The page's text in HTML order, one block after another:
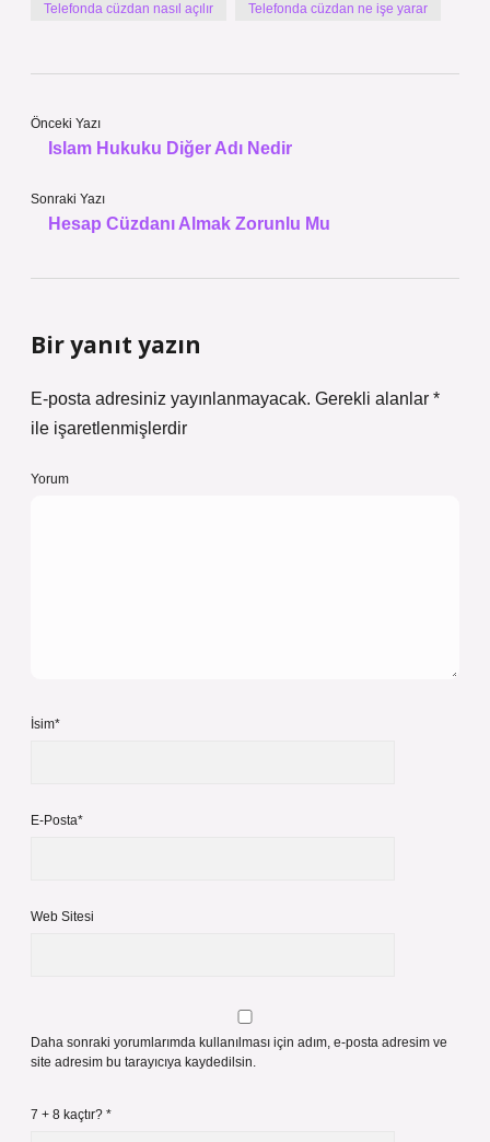
Telefonda cüzdan nasıl açılır Telefonda cüzdan ne işe yarar
Önceki Yazı
Islam Hukuku Diğer Adı Nedir
Sonraki Yazı
Hesap Cüzdanı Almak Zorunlu Mu
Bir yanıt yazın
E-posta adresiniz yayınlanmayacak. Gerekli alanlar *
ile işaretlenmişlerdir
Yorum
İsim*
E-Posta*
Web Sitesi
Daha sonraki yorumlarımda kullanılması için adım, e-posta adresim ve
site adresim bu tarayıcıya kaydedilsin.
7 + 8 kaçtır? *